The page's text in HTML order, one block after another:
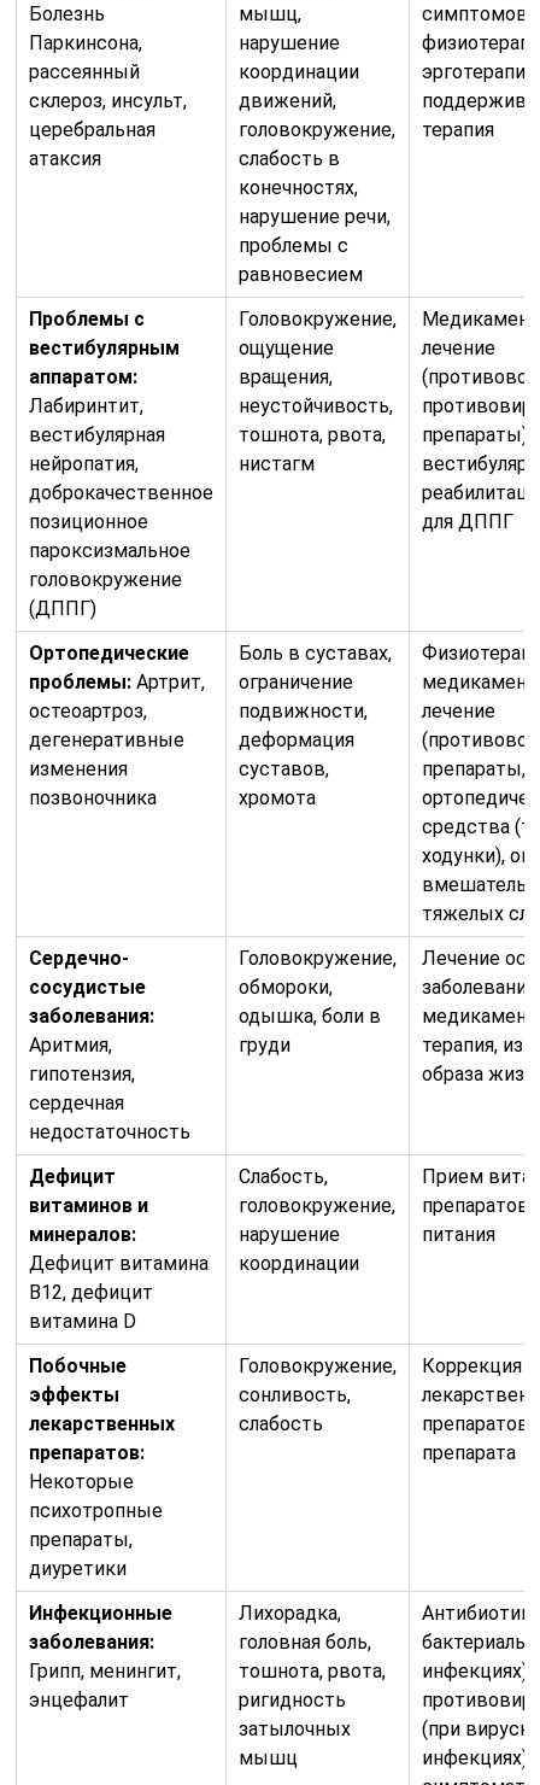
Болезнь
Паркинсона,
рассеянный
склероз, инсульт,
церебральная
атаксия
мышц,
нарушение
координации
движений,
головокружение,
слабость в
конечностях,
нарушение речи,
проблемы с
равновесием
симптомов),
терапия
Проблемы с
вестибулярным
аппаратом:
Лабиринтит,
вестибулярная
нейропатия,
доброкачественное
позиционное
пароксизмальное
головокружение
(ДППГ)
Головокружение,
ощущение
вращения,
неустойчивость,
тошнота, рвота,
нистагм
лечение
препараты),
для ДППГ
Ортопедические
проблемы: Артрит,
остеоартроз,
дегенеративные
изменения
позвоночника
Боль в суставах,
ограничение
подвижности,
деформация
суставов,
хромота
лечение
препараты,
средства
ходунки),
тяжелых
Сердечно-
сосудистые
заболевания:
Аритмия,
гипотензия,
сердечная
недостаточность
Головокружение,
обмороки,
одышка, боли в
груди
Лечение
заболевания,
терапия,
образа
Дефицит
витаминов и
минералов:
Дефицит витамина
B12, дефицит
витамина D
Слабость,
головокружение,
нарушение
координации
Прием
питания
Побочные
эффекты
лекарственных
препаратов:
Некоторые
психотропные
препараты,
диуретики
Головокружение,
сонливость,
слабость
Коррекция
препаратов,
препарата
Инфекционные
заболевания:
Грипп, менингит,
энцефалит
Лихорадка,
головная боль,
тошнота, рвота,
ригидность
затылочных
мышц
инфекциях),
(при
инфекциях),